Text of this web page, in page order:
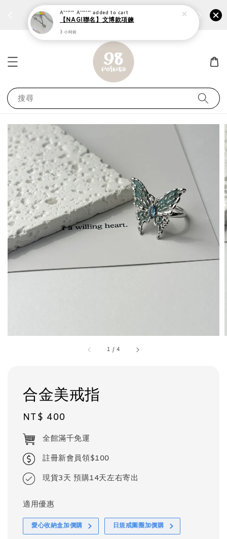
個性鋼戒任兩件1300⚡ 前往選購 ›› 加
搜尋
1 /4
合金美戒指
Regular
price
NT$ 400
全館滿千免運
註冊新會員領$100
現貨3天 預購14天左右寄出
適用優惠
愛心收納盒加價購 日規戒圍圈加價購
A****** A****** added to cart
【NAGI聯名】文博款項鍊
3 小時前